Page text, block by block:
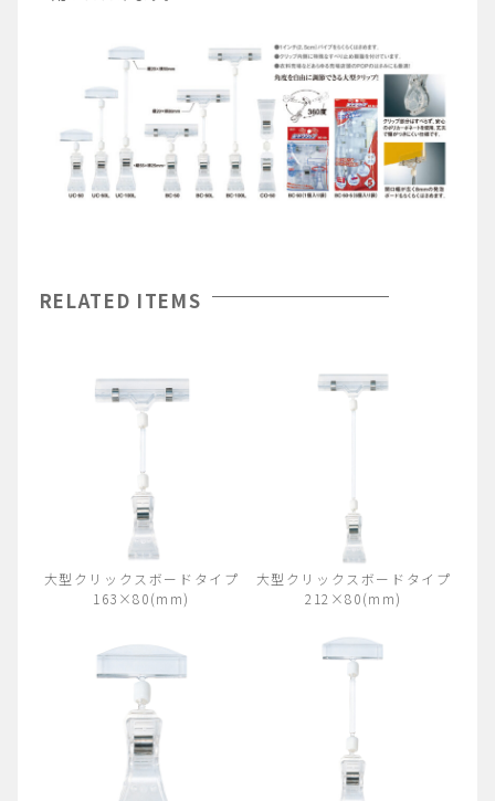
RELATED ITEMS
大型クリックスボードタイプ
163×80(mm)
大型クリックスボードタイプ
212×80(mm)